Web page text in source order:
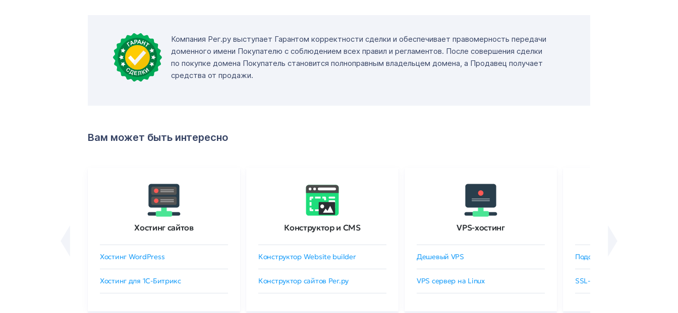
Компания Рег.ру выступает Гарантом корректности сделки и обеспечивает правомерность передачи
доменного имени Покупателю с соблюдением всех правил и регламентов. После совершения сделки
по покупке домена Покупатель становится полноправным владельцем домена, а Продавец получает
средства от продажи.
Вам может быть интересно
Хостинг сайтов
Хостинг WordPress
Хостинг для 1C-Битрикс
Конструктор и CMS
Конструктор Website builder
Конструктор сайтов Рег.ру
VPS-хостинг
Дешевый VPS
VPS сервер на Linux
Подобрать SSL-сертификат
SSL-сертификаты GlobalSign